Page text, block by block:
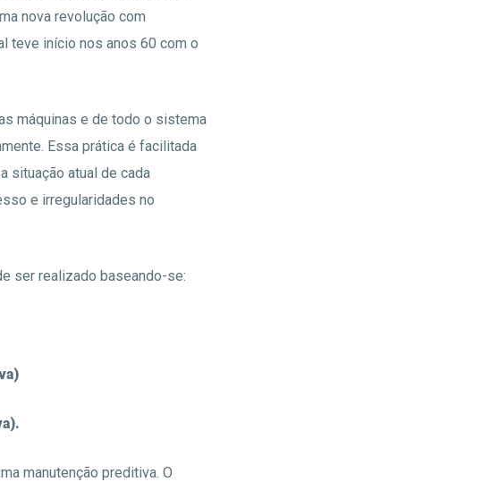
nova revolução com
teve início nos anos 60 com o
máquinas e de todo o sistema
Essa prática é facilitada
situação atual de cada
e irregularidades no
ser realizado baseando-se:
manutenção preditiva. O